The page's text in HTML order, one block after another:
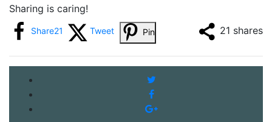
Sharing is caring!
21 shares
Share21 Tweet Pin